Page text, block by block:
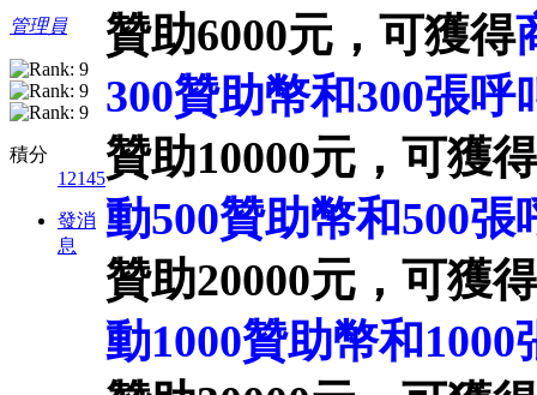
管理員
積分
12145
發消
息
贊助6000元，可獲得
300贊助幣和300張呼
贊助10000元，可獲得
動500贊助幣和500張
贊助20000元，可獲得
動1000贊助幣和1000